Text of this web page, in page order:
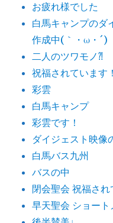
お疲れ様でした
白馬キャンプのダ
作成中(｀・ω・´)
二人のツワモノ⁈
祝福されています！
彩雲
白馬キャンプ
彩雲です！
ダイジェスト映
白馬バス九州
バスの中
閉会聖会 祝福され
早天聖会 ショート